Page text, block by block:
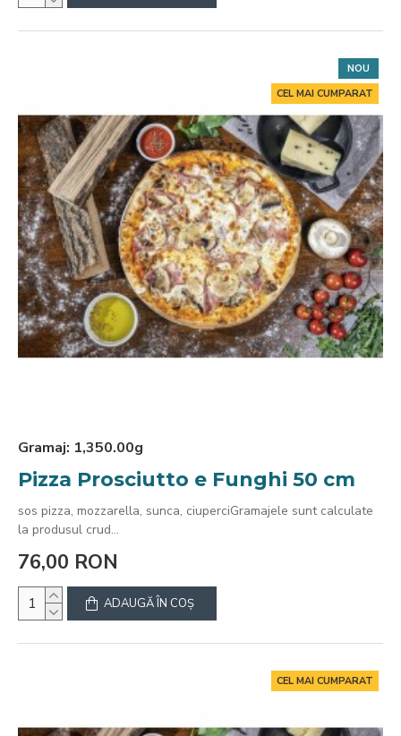
NOU
CEL MAI CUMPARAT
Gramaj: 1,350.00g
Pizza Prosciutto e Funghi 50 cm
sos pizza, mozzarella, sunca, ciuperciGramajele sunt calculate
la produsul crud...
76,00 RON
ADAUGĂ ÎN COŞ
CEL MAI CUMPARAT